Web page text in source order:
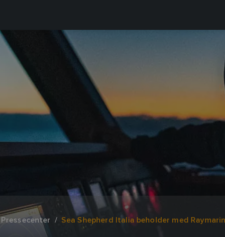
Pressecenter Sea Shepherd Italia beholder med